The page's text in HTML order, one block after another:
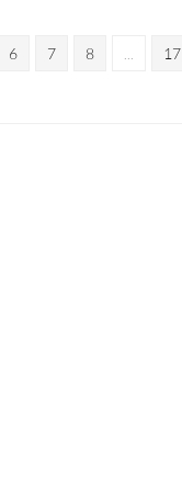
6 7 8 17